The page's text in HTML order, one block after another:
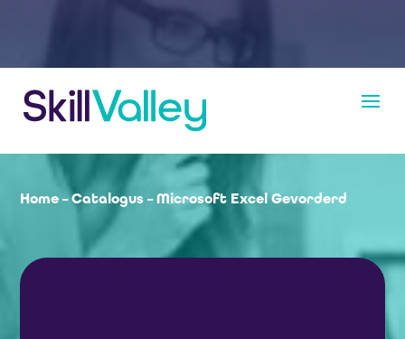
Home –Catalogus –Microsoft Excel Gevorderd